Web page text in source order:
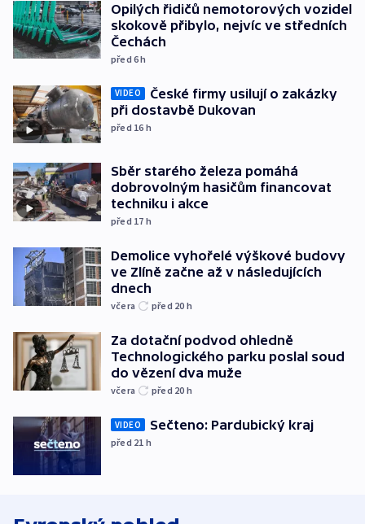
Opilých řidičů nemotorových vozidel
skokově přibylo, nejvíc ve středních
Čechách
před 6h
VIDEO
České firmy usilují o zakázky
při dostavbě Dukovan
před 16 h
Sběr starého železa pomáhá
dobrovolným hasičům financovat
techniku i akce
před 17 h
Demolice vyhořelé výškové budovy
ve Zlíně začne až v následujících
dnech
včera před 20 h
Za dotační podvod ohledně
Technologického parku poslal soud
do vězení dva muže
včera před 20 h
VIDEO Sečteno: Pardubický kraj
před 21 h